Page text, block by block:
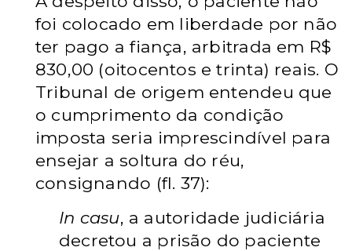
foi colocado em liberdade por não
ter pago a fiança, arbitrada em R$
830,00 (oitocentos e trinta) reais. O
Tribunal de origem entendeu que
o cumprimento da condição
imposta seria imprescindível para
ensejar a soltura do réu,
consignando (fl. 37):
In casu, a autoridade judiciária
decretou a prisão do paciente